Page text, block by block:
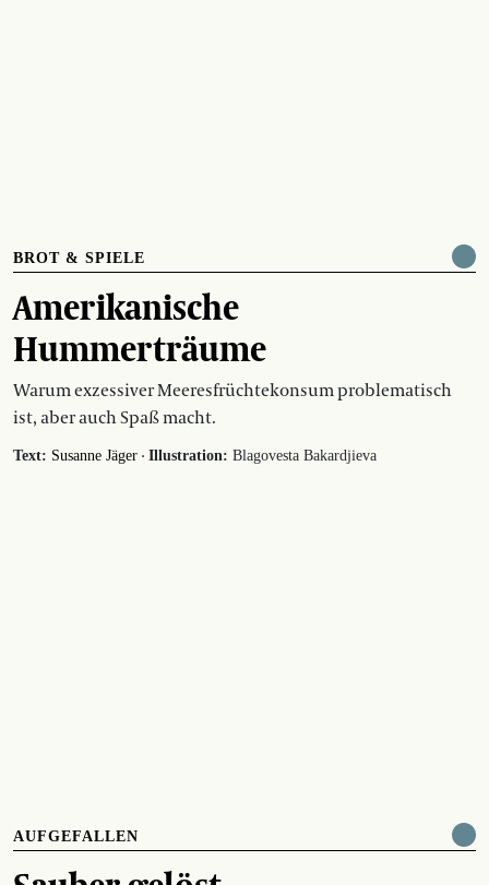
BROT & SPIELE
Amerikanische
Hummerträume
Warum exzessiver Meeresfrüchtekonsum problematisch
ist, aber auch Spaß macht.
Text: Susanne Jäger · Illustration: Blagovesta Bakardjieva
AUFGEFALLEN